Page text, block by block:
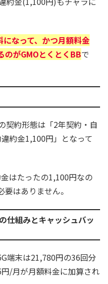
なって、かつ月額料金
がGMOとくとくBBで
契約形態は「2年契約・自
約金1,100円」となって
はたったの1,100円なの
はありません。
仕組みとキャッシュバッ
端末は21,780円の36回分
/月が月額料金に加算され